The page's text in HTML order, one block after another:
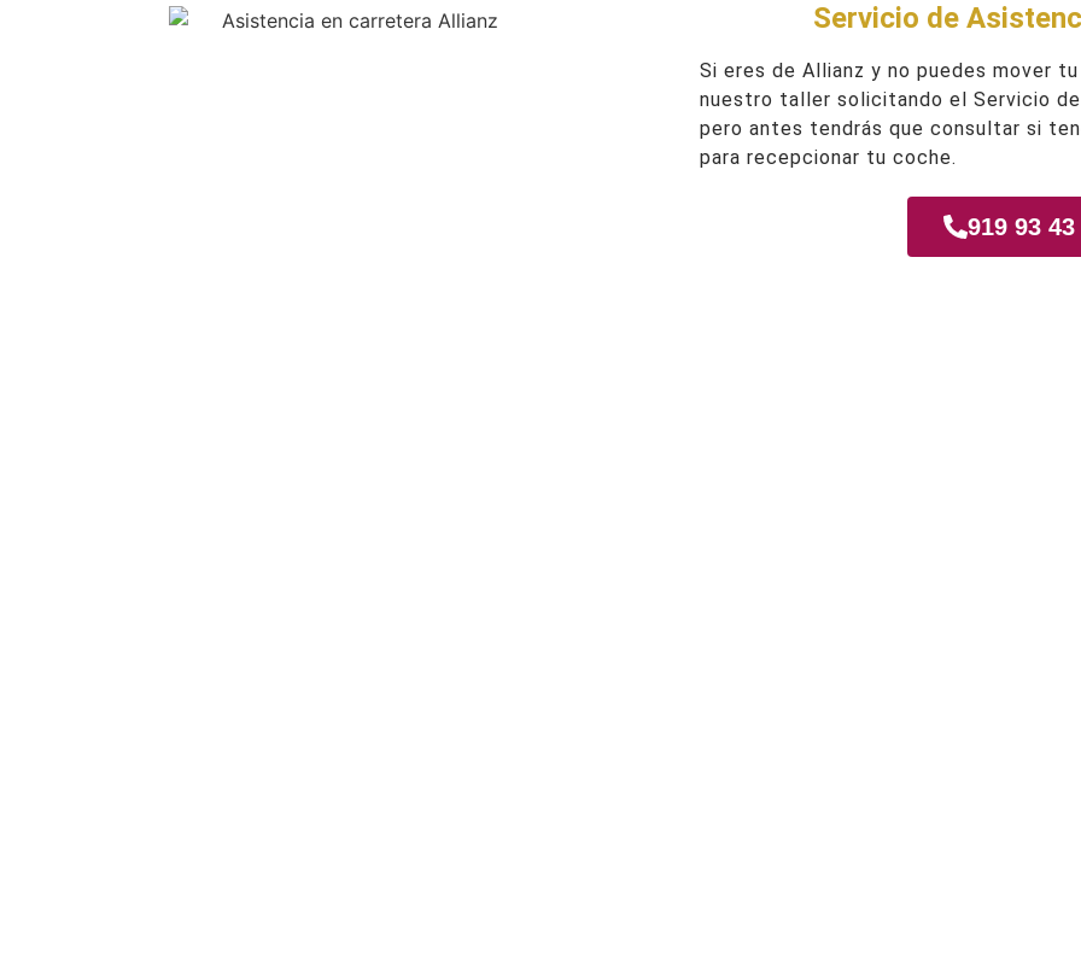
Servicio de
Si eres de Allianz y no puedes mover
nuestro taller solicitando el Servicio
pero antes tendrás que consultar si
para recepcionar tu coche.
919 93 43